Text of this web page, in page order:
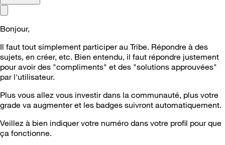
Bonjour,
Il faut tout simplement participer au Tribe. Répondre à des
sujets, en créer, etc. Bien entendu, il faut répondre justement
pour avoir des "compliments" et des "solutions approuvées"
par l'utilisateur.
Plus vous allez vous investir dans la communauté, plus votre
grade va augmenter et les badges suivront automatiquement.
Veillez à bien indiquer votre numéro dans votre profil pour que
ça fonctionne.